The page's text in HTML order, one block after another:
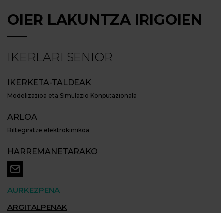
OIER LAKUNTZA IRIGOIEN
IKERLARI SENIOR
IKERKETA-TALDEAK
Modelizazioa eta Simulazio Konputazionala
ARLOA
Biltegiratze elektrokimikoa
HARREMANETARAKO
AURKEZPENA
ARGITALPENAK